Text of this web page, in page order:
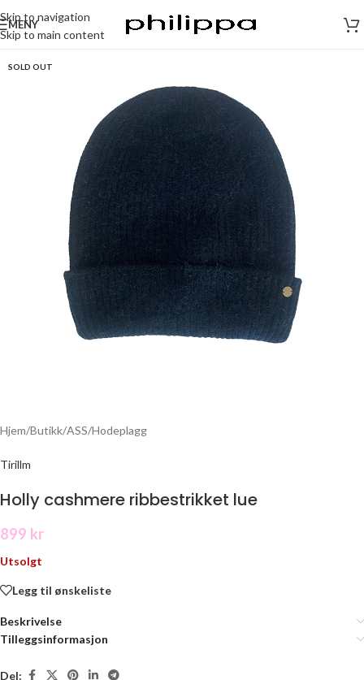
Skip to navigation
Skip to main content
MENY
SOLD OUT
Hjem/Butikk/ASS/Hodeplagg
Tirillm
Holly cashmere ribbestrikket lue
899 kr
Utsolgt
Legg til ønskeliste
Beskrivelse
Tilleggsinformasjon
Del: